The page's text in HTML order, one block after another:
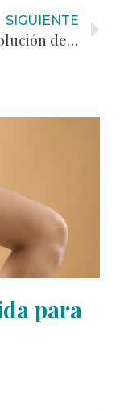
SIGUIENTE
¡La revolución del tratamiento de la alopecia con células progenitoras!
para